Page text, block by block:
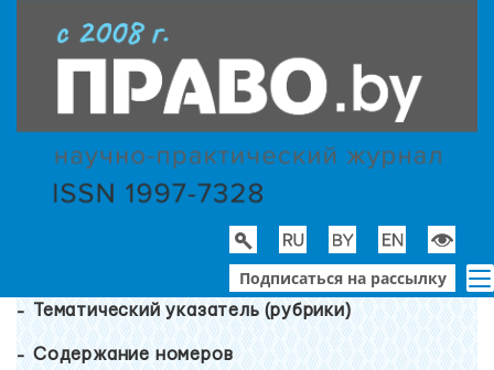
Подписаться на рассылку
Тематический указатель (рубрики)
Содержание номеров